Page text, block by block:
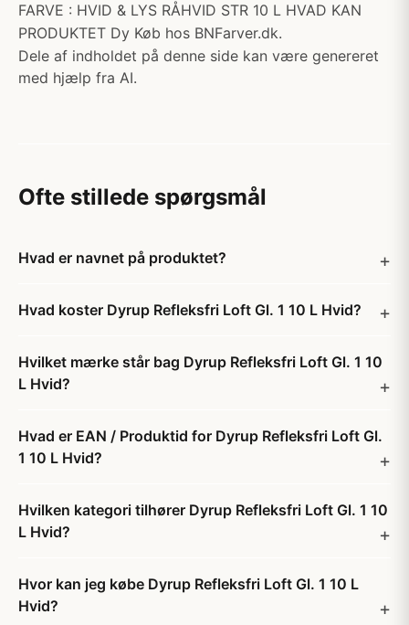
FARVE : HVID & LYS RÅHVID STR 10 L HVAD KAN
PRODUKTET Dy Køb hos BNFarver.dk.
Dele af indholdet på denne side kan være genereret
med hjælp fra AI.
Ofte stillede spørgsmål
Hvad er navnet på produktet?
Hvad koster Dyrup Refleksfri Loft Gl. 1 10 L Hvid?
Hvilket mærke står bag Dyrup Refleksfri Loft Gl. 1 10
L Hvid?
Hvad er EAN / Produktid for Dyrup Refleksfri Loft Gl.
1 10 L Hvid?
Hvilken kategori tilhører Dyrup Refleksfri Loft Gl. 1 10
L Hvid?
Hvor kan jeg købe Dyrup Refleksfri Loft Gl. 1 10 L
Hvid?